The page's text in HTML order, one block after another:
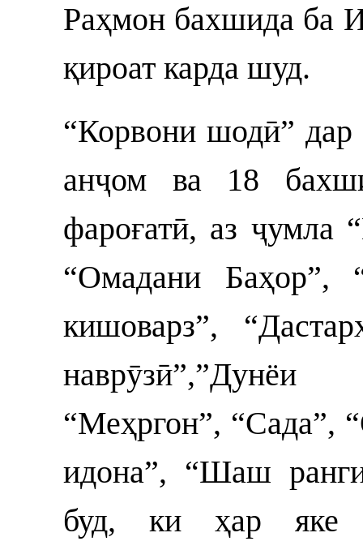
Раҳмон бахшида ба
қироат карда шуд.
“Корвони шодӣ”
анҷом ва 18
фароғатӣ, аз ҷумла
“Омадани Баҳор”,
кишоварз”,
“Меҳргон”, “Сада”,
идона”, “Шаш
буд, ки ҳар яке